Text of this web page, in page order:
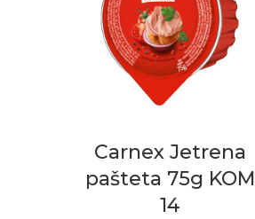
Carnex Jetrena
pašteta 75g KOM
14